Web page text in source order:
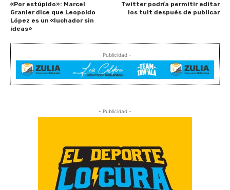
«Por estúpido»: Marcel
Granier dice que Leopoldo
López es un «luchador sin
ideas»
Twitter podría permitir editar
los tuit después de publicar
- Publicidad -
- Publicidad -